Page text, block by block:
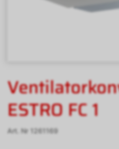
ESTRO FC 1
Art. Nr 1261169